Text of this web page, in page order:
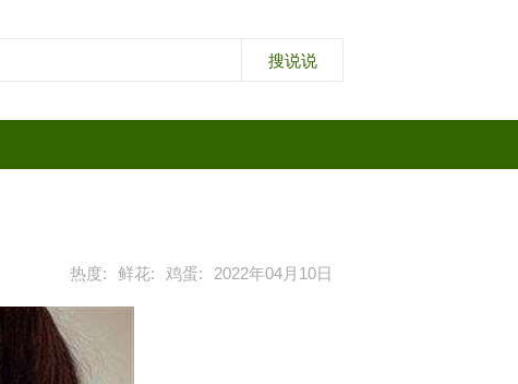
热度: 鲜花: 鸡蛋: 2022年04月10日